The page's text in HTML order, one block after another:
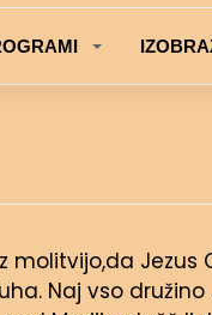
Jezus
Naj vso družino